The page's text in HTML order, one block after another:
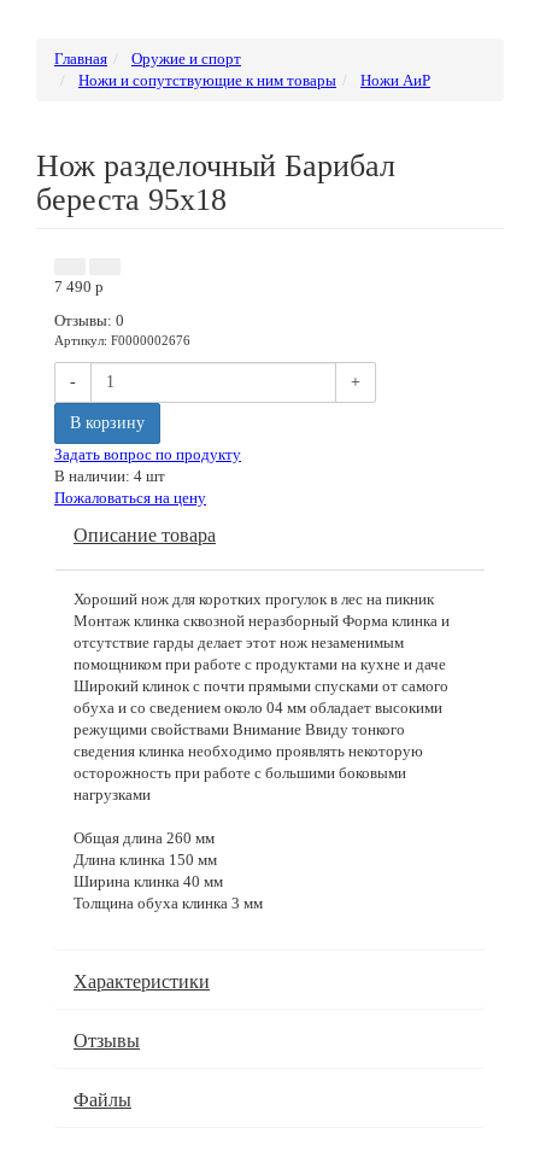
Главная
Оружие и спорт
Ножи и сопутствующие к ним товары
Ножи АиР
Нож разделочный Барибал
береста 95х18
7 490 p
Отзывы: 0
Артикул: F0000002676
- +
В корзину
Задать вопрос по продукту
В наличии: 4 шт
Пожаловаться на цену
Описание товара
Хороший нож для коротких прогулок в лес на пикник
Монтаж клинка сквозной неразборный Форма клинка и
отсутствие гарды делает этот нож незаменимым
помощником при работе с продуктами на кухне и даче
Широкий клинок с почти прямыми спусками от самого
обуха и со сведением около 04 мм обладает высокими
режущими свойствами Внимание Ввиду тонкого
сведения клинка необходимо проявлять некоторую
осторожность при работе с большими боковыми
нагрузками
Общая длина 260 мм
Длина клинка 150 мм
Ширина клинка 40 мм
Толщина обуха клинка 3 мм
Характеристики
Отзывы
Файлы